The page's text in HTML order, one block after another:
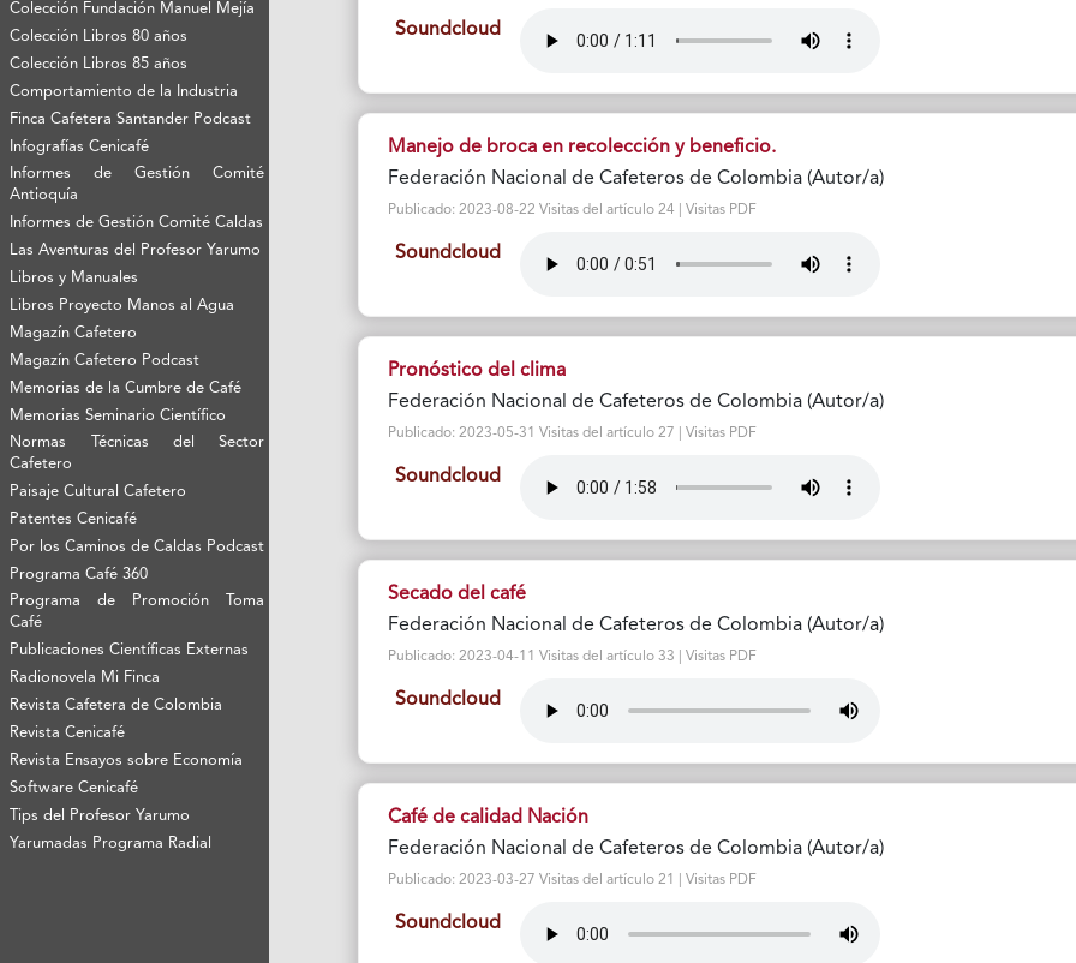
Colección Fundación Manuel Mejía
Colección Libros 80 años
Colección Libros 85 años
Comportamiento de la Industria
Finca Cafetera Santander Podcast
Infografías Cenicafé
Informes de Gestión Comité
Antioquía
Informes de Gestión Comité Caldas
Las Aventuras del Profesor Yarumo
Libros y Manuales
Libros Proyecto Manos al Agua
Magazín Cafetero
Magazín Cafetero Podcast
Memorias de la Cumbre de Café
Memorias Seminario Científico
Normas Técnicas del Sector
Cafetero
Paisaje Cultural Cafetero
Patentes Cenicafé
Por los Caminos de Caldas Podcast
Programa Café 360
Programa de Promoción Toma
Café
Publicaciones Científicas Externas
Radionovela Mi Finca
Revista Cafetera de Colombia
Revista Cenicafé
Revista Ensayos sobre Economía
Software Cenicafé
Tips del Profesor Yarumo
Yarumadas Programa Radial
Soundcloud
Manejo de broca en recolección y beneficio.
Federación Nacional de Cafeteros de Colombia (Autor/a)
Publicado: 2023-08-22 Visitas del artículo 24 | Visitas PDF
Soundcloud
Pronóstico del clima
Federación Nacional de Cafeteros de Colombia (Autor/a)
Publicado: 2023-05-31 Visitas del artículo 27 | Visitas PDF
Soundcloud
Secado del café
Federación Nacional de Cafeteros de Colombia (Autor/a)
Publicado: 2023-04-11 Visitas del artículo 33 | Visitas PDF
Soundcloud
Café de calidad Nación
Federación Nacional de Cafeteros de Colombia (Autor/a)
Publicado: 2023-03-27 Visitas del artículo 21 | Visitas PDF
Soundcloud